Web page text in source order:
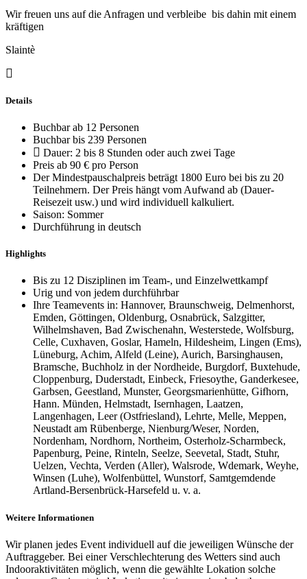
Wir freuen uns auf die Anfragen und verbleibe bis dahin mit einem
kräftigen
Slaintè
Details
Buchbar ab 12 Personen
Buchbar bis 239 Personen
Dauer: 2 bis 8 Stunden oder auch zwei Tage
Preis ab 90 € pro Person
Der Mindestpauschalpreis beträgt 1800 Euro bei bis zu 20
Teilnehmern. Der Preis hängt vom Aufwand ab (Dauer-
Reisezeit usw.) und wird individuell kalkuliert.
Saison: Sommer
Durchführung in deutsch
Highlights
Bis zu 12 Disziplinen im Team-, und Einzelwettkampf
Urig und von jedem durchführbar
Ihre Teamevents in: Hannover, Braunschweig, Delmenhorst,
Emden, Göttingen, Oldenburg, Osnabrück, Salzgitter,
Wilhelmshaven, Bad Zwischenahn, Westerstede, Wolfsburg,
Celle, Cuxhaven, Goslar, Hameln, Hildesheim, Lingen (Ems),
Lüneburg, Achim, Alfeld (Leine), Aurich, Barsinghausen,
Bramsche, Buchholz in der Nordheide, Burgdorf, Buxtehude,
Cloppenburg, Duderstadt, Einbeck, Friesoythe, Ganderkesee,
Garbsen, Geestland, Munster, Georgsmarienhütte, Gifhorn,
Hann. Münden, Helmstadt, Isernhagen, Laatzen,
Langenhagen, Leer (Ostfriesland), Lehrte, Melle, Meppen,
Neustadt am Rübenberge, Nienburg/Weser, Norden,
Nordenham, Nordhorn, Northeim, Osterholz-Scharmbeck,
Papenburg, Peine, Rinteln, Seelze, Seevetal, Stadt, Stuhr,
Uelzen, Vechta, Verden (Aller), Walsrode, Wdemark, Weyhe,
Winsen (Luhe), Wolfenbüttel, Wunstorf, Samtgemdende
Artland-Bersenbrück-Harsefeld u. v. a.
Weitere Informationen
Wir planen jedes Event individuell auf die jeweiligen Wünsche der
Auftraggeber. Bei einer Verschlechterung des Wetters sind auch
Indooraktivitäten möglich, wenn die gewählte Lokation solche